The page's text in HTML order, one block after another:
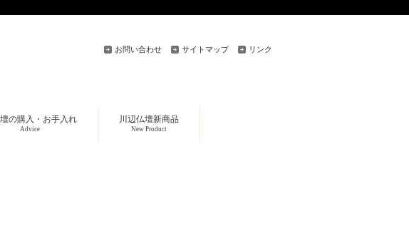
お問い合わせ サイトマップ リンク
の購入・お手入れ
Advice
川辺仏壇新商品
New Product